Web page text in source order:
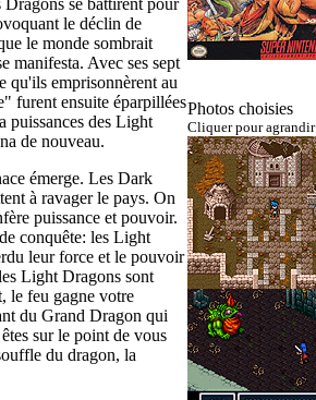
le déclin de
le monde sombrait
manifesta. Avec ses sept
qu'ils emprisonnèrent au
furent ensuite éparpillées
puissances des Light
de nouveau.
émerge. Les Dark
à ravager le pays. On
puissance et pouvoir.
conquête: les Light
leur force et le pouvoir
Light Dragons sont
le feu gagne votre
du Grand Dragon qui
sur le point de vous
du dragon, la
Photos choisies
Cliquer pour agrandir